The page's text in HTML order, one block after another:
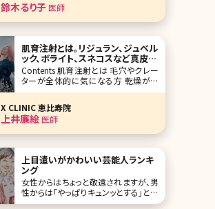
らかな雰囲気が印象的で、内科医10年
の経験から、美容へ移り、痩身治療につ
鈴木るり子医師
肌育注射とは。リジュラン、ジュベル
ック、ボライト、スネコスなど真皮層
を育ててハリツヤのある肌へ導く!
肌のお悩みごとに解説
Contents 肌育注射とは 毛穴やクレー
ターが全体的に気になる方 乾燥が気
になり肌のハリやツヤ弾力が欲しい方
頻繁にケアできないので持続重視の方
目元のケアだけピンポイントで行いた
い方 まとめ 赤ちゃんのようなもちもち
っとした弾力のある柔らかい肌になり
X CLINIC 恵比寿院
上井廉絵医師
上目遣いがかわいい芸能人ランキ
ング
女性からはちょっと敬遠されますが、男
性からは「やっぱりキュンッとする」と言
われているのが“上目遣い”です。です